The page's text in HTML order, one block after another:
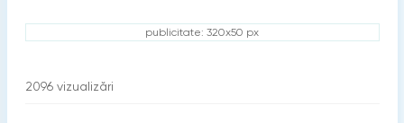
publicitate: 320x50 px
2096 vizualizări